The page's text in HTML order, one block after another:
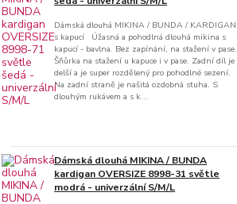
Dámská dlouhá MIKINA / BUNDA / KARDIGAN
s kapucí Úžasná a pohodlná dlouhá mikina s
kapucí - bavlna. Bez zapínání, na stažení v pase.
Šňůrka na stažení u kapuce i v pase. Zadní díl je
delší a je super rozdělený pro pohodlné sezení.
Na zadní straně je našitá ozdobná stuha. S
dlouhým rukávem a s k...
Dámská dlouhá MIKINA / BUNDA
kardigan OVERSIZE 8998-31 světle
modrá - univerzální S/M/L